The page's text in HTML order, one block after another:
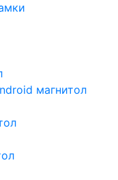
магнитол